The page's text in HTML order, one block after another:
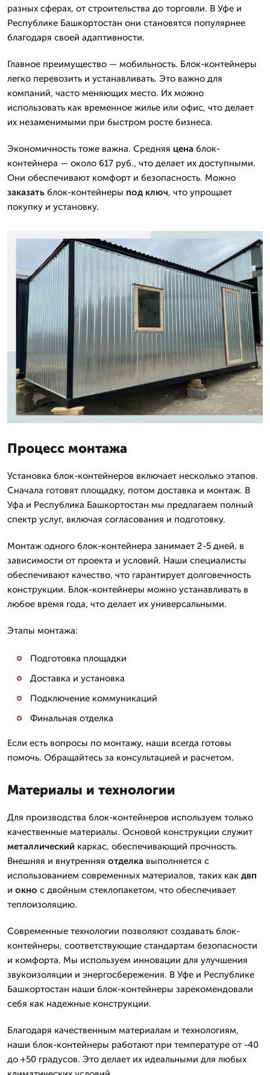
разных сферах, от строительства до торговли. В Уфе и
Республике Башкортостан они становятся популярнее
благодаря своей адаптивности.
Главное преимущество — мобильность. Блок-контейнеры
легко перевозить и устанавливать. Это важно для
компаний, часто меняющих место. Их можно
использовать как временное жилье или офис, что делает
их незаменимыми при быстром росте бизнеса.
Экономичность тоже важна. Средняя цена блок-
контейнера — около 617 руб., что делает их доступными.
Они обеспечивают комфорт и безопасность. Можно
заказать блок-контейнеры под ключ, что упрощает
покупку и установку.
Процесс монтажа
Установка блок-контейнеров включает несколько этапов.
Сначала готовят площадку, потом доставка и монтаж. В
Уфа и Республика Башкортостан мы предлагаем полный
спектр услуг, включая согласования и подготовку.
Монтаж одного блок-контейнера занимает 2-5 дней, в
зависимости от проекта и условий. Наши специалисты
обеспечивают качество, что гарантирует долговечность
конструкции. Блок-контейнеры можно устанавливать в
любое время года, что делает их универсальными.
Этапы монтажа:
Подготовка площадки
Доставка и установка
Подключение коммуникаций
Финальная отделка
Если есть вопросы по монтажу, наши всегда готовы
помочь. Обращайтесь за консультацией и расчетом.
Материалы и технологии
Для производства блок-контейнеров используем только
качественные материалы. Основой конструкции служит
металлический каркас, обеспечивающий прочность.
Внешняя и внутренняя отделка выполняется с
использованием современных материалов, таких как двп
и окно с двойным стеклопакетом, что обеспечивает
теплоизоляцию.
Современные технологии позволяют создавать блок-
контейнеры, соответствующие стандартам безопасности
и комфорта. Мы используем инновации для улучшения
звукоизоляции и энергосбережения. В Уфе и Республике
Башкортостан наши блок-контейнеры зарекомендовали
себя как надежные конструкции.
Благодаря качественным материалам и технологиям,
наши блок-контейнеры работают при температуре от -40
до +50 градусов. Это делает их идеальными для любых